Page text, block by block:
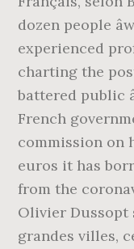
dozen people
experienced
charting the
battered public
French
commission on
euros it has
from the
Olivier Dussopt
grandes villes,